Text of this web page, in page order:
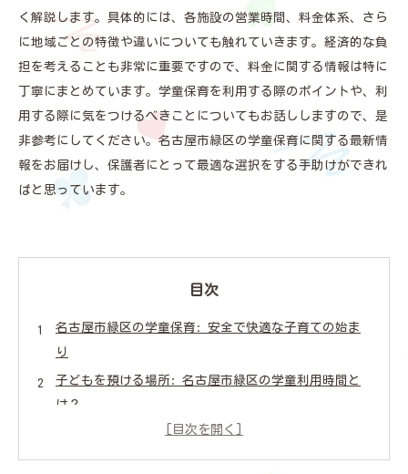
く解説します。具体的には、各施設の営業時間、料金体系、さら
に地域ごとの特徴や違いについても触れていきます。経済的な負
担を考えることも非常に重要ですので、料金に関する情報は特に
丁寧にまとめています。学童保育を利用する際のポイントや、利
用する際に気をつけるべきことについてもお話ししますので、是
非参考にしてください。名古屋市緑区の学童保育に関する最新情
報をお届けし、保護者にとって最適な選択をする手助けができれ
ばと思っています。
目次
名古屋市緑区の学童保育: 安全で快適な子育ての始ま
り
子どもを預ける場所: 名古屋市緑区の学童利用時間と
は？
料金体系を徹底解説: 名古屋市緑区の学童保育の経済
的負担